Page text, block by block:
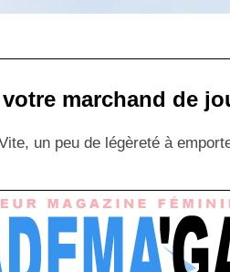
marchand de
un peu de légèreté à